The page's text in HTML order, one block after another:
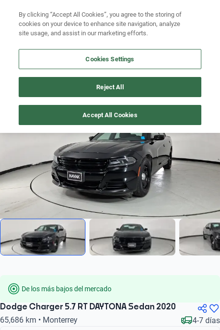
Ubicación
Busca por versión
Busca por año
/
De los más bajos del mercado
Dodge Charger 5.7 RT DAYTONA Sedan 2020
65,686 km • Monterrey 4-7 días
By clicking “Accept All Cookies”, you agree to the storing of
cookies on your device to enhance site navigation, analyze
site usage, and assist in our marketing efforts.
Cookies Settings
Reject All
Accept All Cookies